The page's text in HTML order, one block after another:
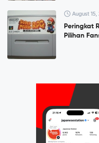
August 15,
Peringkat
Pilihan